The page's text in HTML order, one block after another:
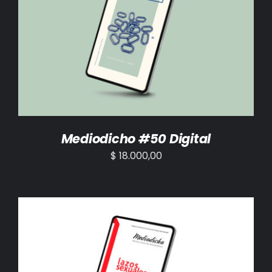
AÑADIR AL CARRITO /
Mediodicho #50 Digital
$ 18.000,00